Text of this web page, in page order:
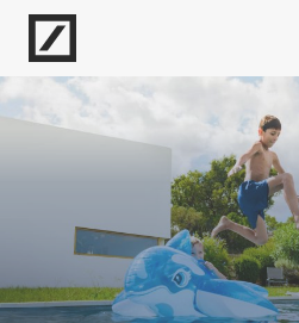
Direkt zur
Direkt zur Suche
Direkt zum